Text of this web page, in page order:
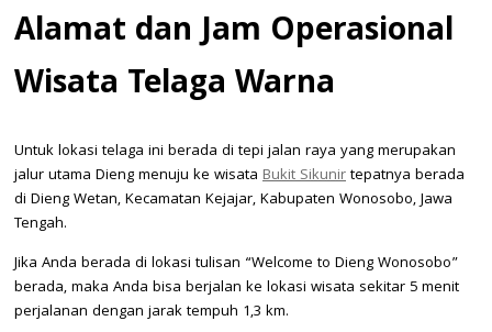
Alamat dan Jam Operasional
Wisata Telaga Warna
Untuk lokasi telaga ini berada di tepi jalan raya yang merupakan
jalur utama Dieng menuju ke wisata Bukit Sikunirtepatnya berada
di Dieng Wetan, Kecamatan Kejajar, Kabupaten Wonosobo, Jawa
Tengah.
Jika Anda berada di lokasi tulisan “Welcome to Dieng Wonosobo”
berada, maka Anda bisa berjalan ke lokasi wisata sekitar 5 menit
perjalanan dengan jarak tempuh 1,3 km.